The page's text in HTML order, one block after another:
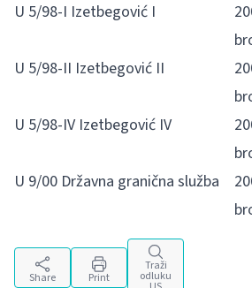
U 5/98-I Izetbegović I
U 5/98-II Izetbegović II
U 5/98-IV Izetbegović IV
U 9/00 Državna granična služba
Share Print
Traži
odluku